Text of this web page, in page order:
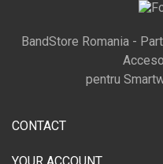
BandStore Romania -
pentru
CONTACT
YOUR ACCOUNT